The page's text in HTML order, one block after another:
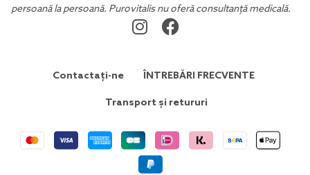
persoană la persoană. Purovitalis nu oferă consultanță medicală.
Contactați-ne ÎNTREBĂRI FRECVENTE
Transport și retururi